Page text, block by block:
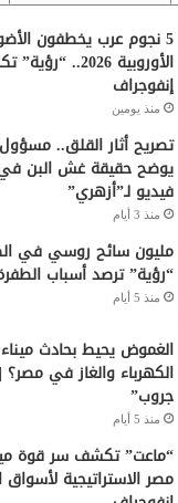
5 نجوم عرب يخطفون
الأوروبية
إنفوجراف
منذ يومين
تصريح أثار القلق.. مسؤول
يوضح حقيقة غش البن في
فيديو لـ”أزهري”
منذ 3 أيام
مليون سائح روسي في
“رؤية” ترصد أسباب
منذ 5 أيام
الغموض يحيط بحادث
الكهرباء والغاز في مصر؟
جروب”
منذ 5 أيام
“ماعت” تكشف سر قوة
مصر الاستراتيجية لأسواق